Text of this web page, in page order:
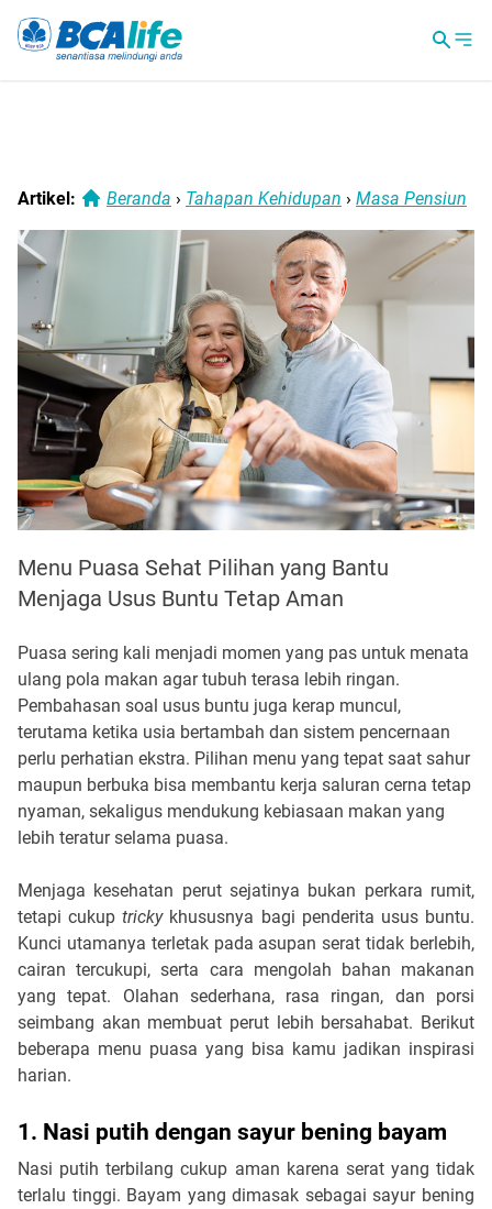
Artikel: Beranda › Tahapan Kehidupan › Masa Pensiun
Menu Puasa Sehat Pilihan yang Bantu
Menjaga Usus Buntu Tetap Aman
Puasa sering kali menjadi momen yang pas untuk menata
ulang pola makan agar tubuh terasa lebih ringan.
Pembahasan soal usus buntu juga kerap muncul,
terutama ketika usia bertambah dan sistem pencernaan
perlu perhatian ekstra. Pilihan menu yang tepat saat sahur
maupun berbuka bisa membantu kerja saluran cerna tetap
nyaman, sekaligus mendukung kebiasaan makan yang
lebih teratur selama puasa.
Menjaga kesehatan perut sejatinya bukan perkara rumit,
tetapi cukup tricky khususnya bagi penderita usus buntu.
Kunci utamanya terletak pada asupan serat tidak berlebih,
cairan tercukupi, serta cara mengolah bahan makanan
yang tepat. Olahan sederhana, rasa ringan, dan porsi
seimbang akan membuat perut lebih bersahabat. Berikut
beberapa menu puasa yang bisa kamu jadikan inspirasi
harian.
1. Nasi putih dengan sayur bening bayam
Nasi putih terbilang cukup aman karena serat yang tidak
terlalu tinggi. Bayam yang dimasak sebagai sayur bening